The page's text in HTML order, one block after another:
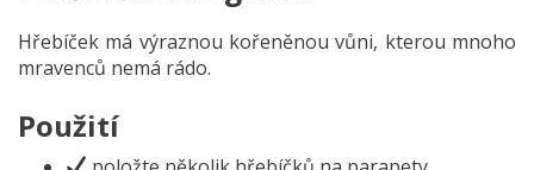
Hřebíček má výraznou kořeněnou vůni, kterou mnoho
mravenců nemá rádo.
Použití